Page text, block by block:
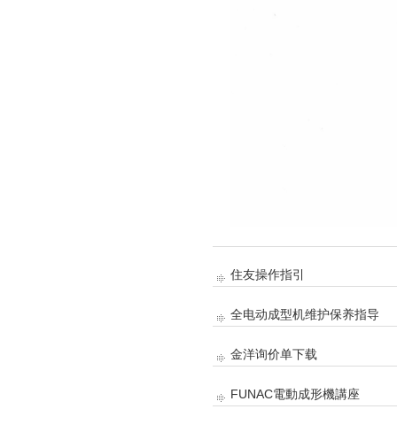
住友操作指引
全电动成型机维护保养指导
金洋询价单下载
FUNAC電動成形機講座